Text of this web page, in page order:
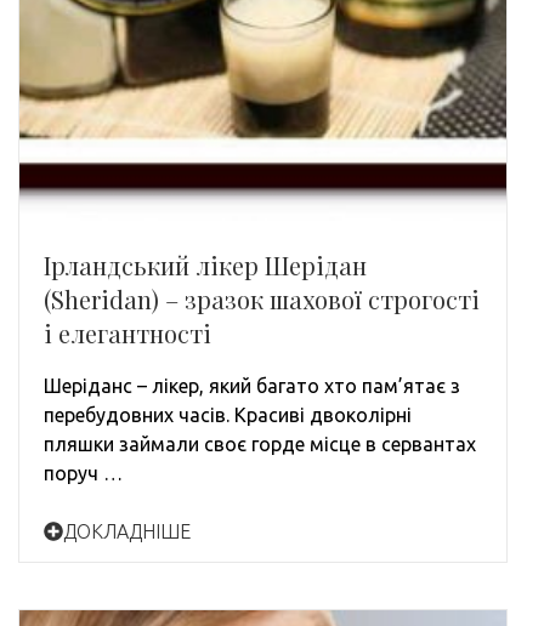
Ірландський лікер Шерідан
(Sheridan) – зразок шахової строгості
і елегантності
Шеріданс – лікер, який багато хто пам’ятає з
перебудовних часів. Красиві двоколірні
пляшки займали своє горде місце в сервантах
поруч …
ДОКЛАДНІШЕ